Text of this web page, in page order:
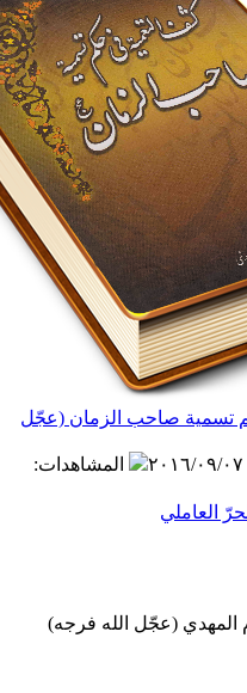
الزمان (عجّل
المشاهدات:
الله فرجه)